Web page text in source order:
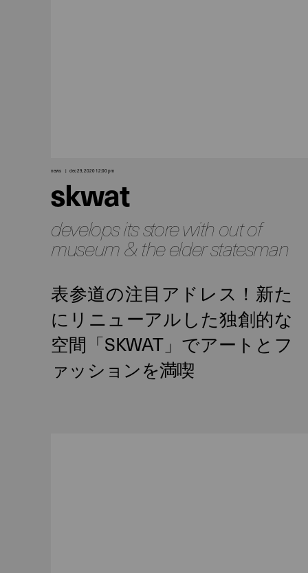
news dec 29, 2020 12:00 pm
skwat
develops its store with out of
museum & the elder statesman